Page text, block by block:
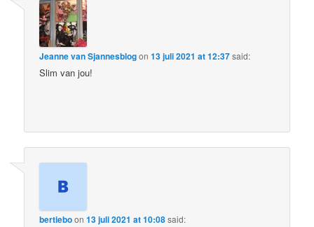
Jeanne van Sjannesblogon13 juli 2021 at 12:37said:
Slim van jou!
bertieboon13 juli 2021 at 10:08said: